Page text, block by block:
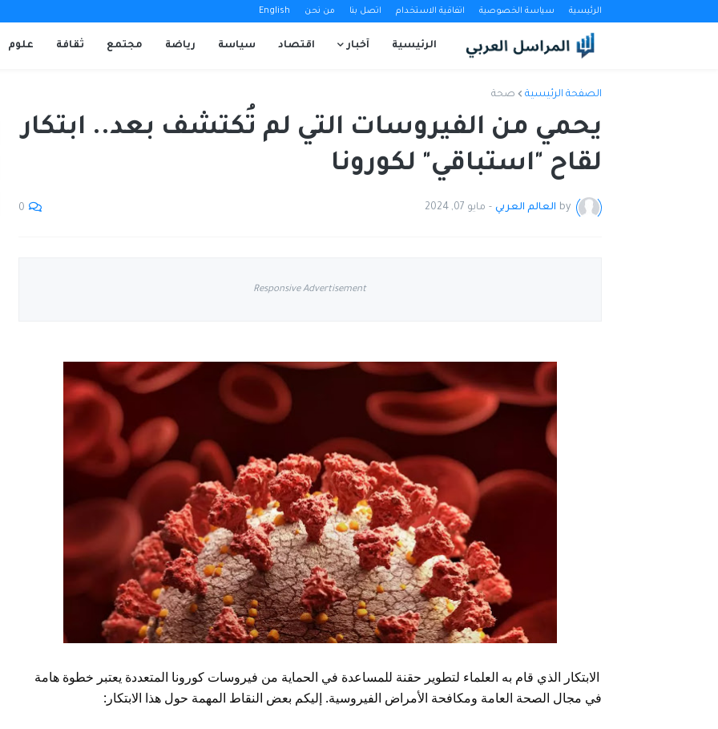
الرئيسية سياسة الخصوصية اتفاقية الاستخدام اتصل بنا من نحن English
الرئيسية آخبار اقتصاد سياسة رياضة مجتمع ثقافة علوم
الصفحة الرئيسية صحة
يحمي من الفيروسات التي لم تُكتشف بعد.. ابتكار
لقاح "استباقي" لكورونا
by العالم العربي - مايو 07, 2024 0
Responsive Advertisement
الابتكار الذي قام به العلماء لتطوير حقنة للمساعدة في الحماية من فيروسات كورونا المتعددة يعتبر خطوة هامة
في مجال الصحة العامة ومكافحة الأمراض الفيروسية. إليكم بعض النقاط المهمة حول هذا الابتكار: